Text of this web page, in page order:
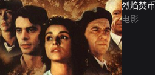
烈焰焚币
电影